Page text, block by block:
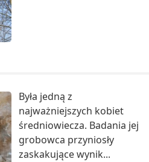
Była jedną z
najważniejszych kobiet
średniowiecza. Badania jej
grobowca przyniosły
zaskakujące wynik...